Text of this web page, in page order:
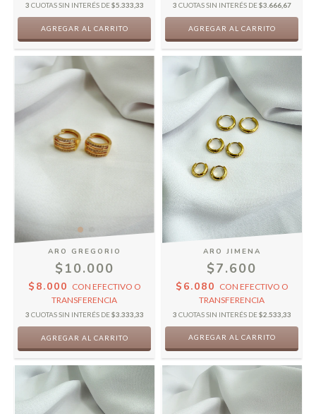
3 CUOTAS SIN INTERÉS DE$5.333,33 3 CUOTAS SIN INTERÉS DE$3.666,67
ARO GREGORIO
$10.000
$8.000 CON EFECTIVO O
TRANSFERENCIA
3 CUOTAS SIN INTERÉS DE$3.333,33
ARO JIMENA
$7.600
$6.080 CON EFECTIVO O
TRANSFERENCIA
3 CUOTAS SIN INTERÉS DE$2.533,33
AGREGAR AL CARRITO